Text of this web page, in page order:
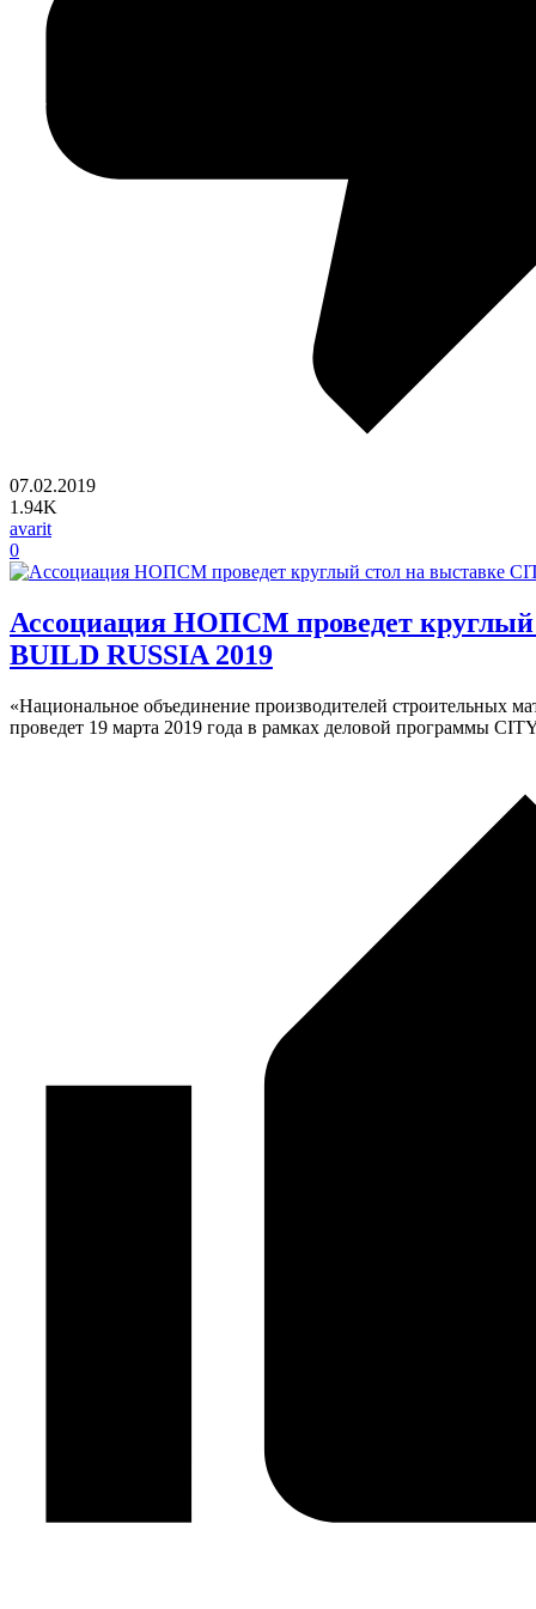
07.02.2019
1.94K
avarit
0
Ассоциация НОПСМ проведет круглый
BUILD RUSSIA 2019
«Национальное объединение производителей строительных
проведет 19 марта 2019 года в рамках деловой программы